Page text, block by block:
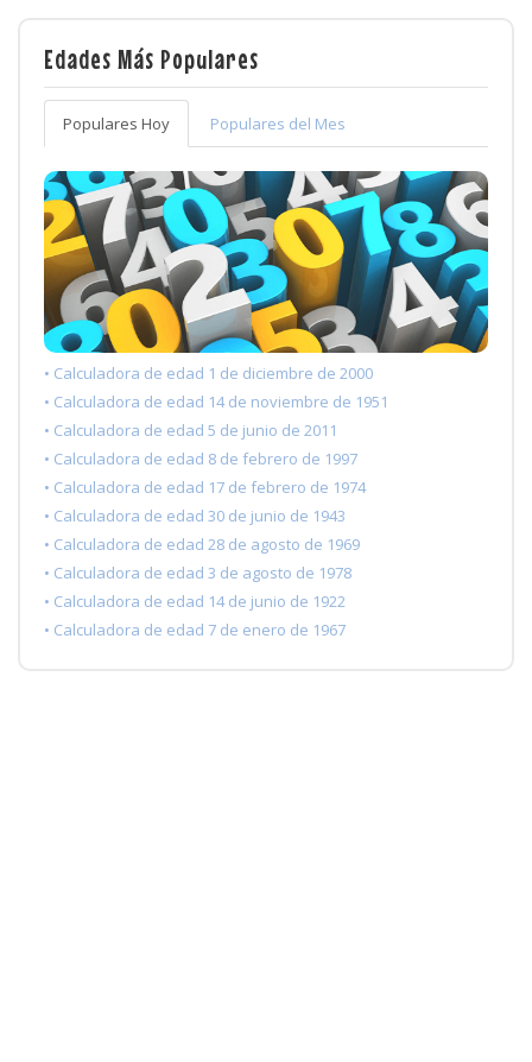
Edades Más Populares
Populares Hoy Populares del Mes
• Calculadora de edad 1 de diciembre de 2000
• Calculadora de edad 14 de noviembre de 1951
• Calculadora de edad 5 de junio de 2011
• Calculadora de edad 8 de febrero de 1997
• Calculadora de edad 17 de febrero de 1974
• Calculadora de edad 30 de junio de 1943
• Calculadora de edad 28 de agosto de 1969
• Calculadora de edad 3 de agosto de 1978
• Calculadora de edad 14 de junio de 1922
• Calculadora de edad 7 de enero de 1967